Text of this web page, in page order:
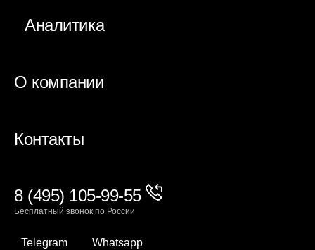
Аналитика
О компании
Контакты
8 (495) 105-99-55
Бесплатный звонок по России
Telegram Whatsapp